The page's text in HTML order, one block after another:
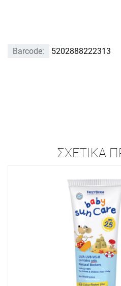
Barcode: 5202888222313
ΣΧΕΤΙΚΆ